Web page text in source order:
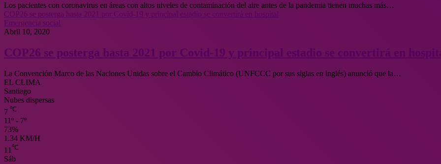
Los pacientes con coronavirus en áreas con altos niveles de contaminación del aire antes de la pandemia tienen muchas más…
COP26 se posterga hasta 2021 por Covid-19 y principal estadio se convertirá en hospital
Emergencia social
Abril 10, 2020
COP26 se posterga hasta 2021 por Covid-19 y principal estadio se convertirá en
La Convención Marco de las Naciones Unidas sobre el Cambio Climático (UNFCCC por sus siglas en inglés) anunció que la…
EL CLIMA
Santiago
Nubes dispersas
7 ℃
11º - 7º
73%
1.34 KM/H
11 ℃
Sáb